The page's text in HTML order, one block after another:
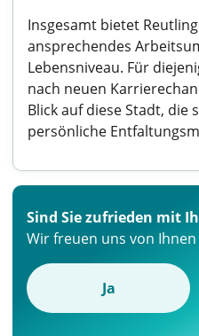
Insgesamt bietet
ansprechendes
Lebensniveau. Für
nach neuen
Blick auf diese Stadt, die
persönliche
Sind Sie zufrieden mit
Wir freuen uns von
Ja